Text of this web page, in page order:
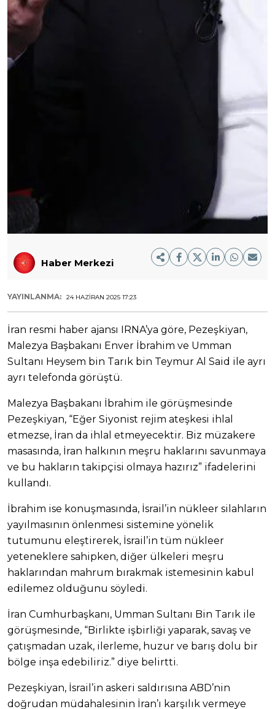
Haber Merkezi
YAYINLANMA: 24 HAZIRAN 2025 17:23
İran resmi haber ajansı IRNA’ya göre, Pezeşkiyan,
Malezya Başbakanı Enver İbrahim ve Umman
Sultanı Heysem bin Tarık bin Teymur Al Said ile ayrı
ayrı telefonda görüştü.
Malezya Başbakanı İbrahim ile görüşmesinde
Pezeşkiyan, “Eğer Siyonist rejim ateşkesi ihlal
etmezse, İran da ihlal etmeyecektir. Biz müzakere
masasında, İran halkının meşru haklarını savunmaya
ve bu hakların takipçisi olmaya hazırız” ifadelerini
kullandı.
İbrahim ise konuşmasında, İsrail’in nükleer silahların
yayılmasının önlenmesi sistemine yönelik
tutumunu eleştirerek, İsrail’in tüm nükleer
yeteneklere sahipken, diğer ülkeleri meşru
haklarından mahrum bırakmak istemesinin kabul
edilemez olduğunu söyledi.
İran Cumhurbaşkanı, Umman Sultanı Bin Tarık ile
görüşmesinde, “Birlikte işbirliği yaparak, savaş ve
çatışmadan uzak, ilerleme, huzur ve barış dolu bir
bölge inşa edebiliriz.” diye belirtti.
Pezeşkiyan, İsrail’in askeri saldırısına ABD’nin
doğrudan müdahalesinin İran’ı karşılık vermeye